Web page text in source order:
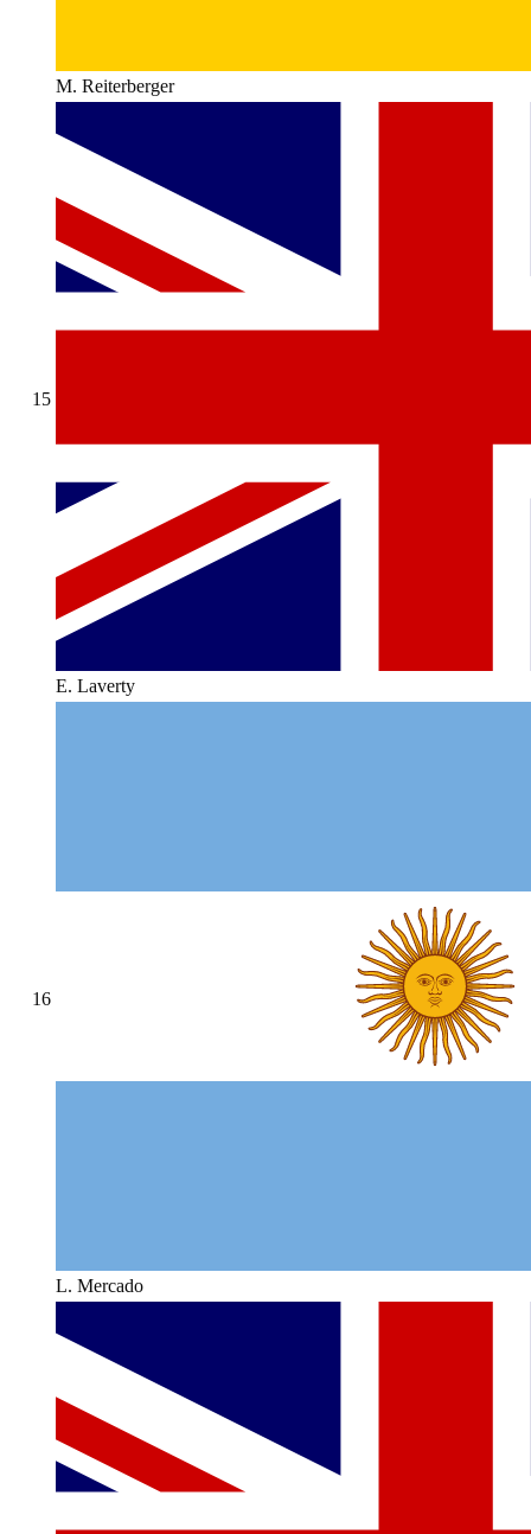
M. Reiterberger
15
E. Laverty
16
L. Mercado